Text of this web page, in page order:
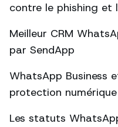
contre le phishing et
Meilleur CRM
par SendApp
WhatsApp Business
protection numérique
Les statuts